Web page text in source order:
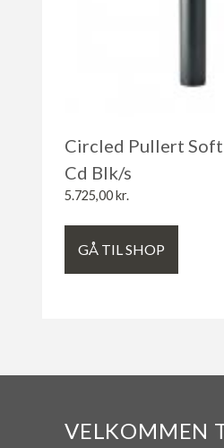
Circled Pullert
Cd Blk/s
5.725,00kr.
GÅ TIL SHOP
VELKOMMEN